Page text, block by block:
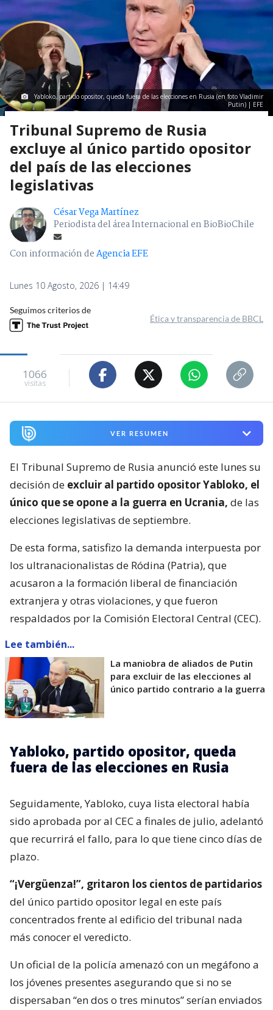
Yabloko, partido opositor, queda fuera de las elecciones en Rusia (en foto Vladimir
Putin) | EFE
Tribunal Supremo de Rusia
excluye al único partido opositor
del país de las elecciones
legislativas
César Vega Martínez
Periodista del área Internacional en BioBioChile
Con información deAgencia EFE
Lunes 10 Agosto, 2026 | 14:49
Seguimos criterios de
Ética y transparencia de BBCL
1066
visitas
VER RESUMEN
El Tribunal Supremo de Rusia anunció este lunes su
decisión de excluir al partido opositor Yabloko, el
único que se opone a la guerra en Ucrania, de las
elecciones legislativas de septiembre.
De esta forma, satisfizo la demanda interpuesta por
los ultranacionalistas de Ródina (Patria), que
acusaron a la formación liberal de financiación
extranjera y otras violaciones, y que fueron
respaldados por la Comisión Electoral Central (CEC).
Lee también...
La maniobra de aliados de Putin
para excluir de las elecciones al
único partido contrario a la guerra
Yabloko, partido opositor, queda
fuera de las elecciones en Rusia
Seguidamente, Yabloko, cuya lista electoral había
sido aprobada por al CEC a finales de julio, adelantó
que recurrirá el fallo, para lo que tiene cinco días de
plazo.
“¡Vergüenza!”, gritaron los cientos de partidarios
del único partido opositor legal en este país
concentrados frente al edificio del tribunal nada
más conocer el veredicto.
Un oficial de la policía amenazó con un megáfono a
los jóvenes presentes asegurando que si no se
dispersaban “en dos o tres minutos” serían enviados